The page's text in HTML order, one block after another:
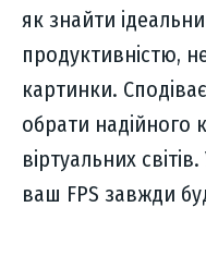
як знайти
продуктивністю,
картинки.
обрати надійного
віртуальних
ваш FPS завжди